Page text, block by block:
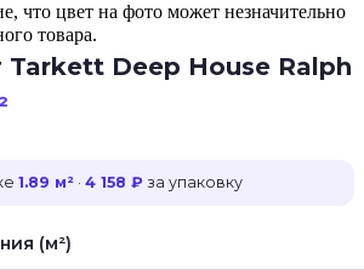
что цвет на фото может незначительно
товара.
Tarkett Deep House Ralph
1.89 м² · 4 158 ₽ за упаковку
(м²)